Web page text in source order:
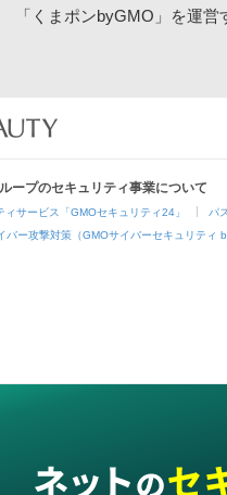
「くまポンbyGMO」を運
ープのセキュリティ事業について
サービス「GMOセキュリティ24」 パ
バー攻撃対策（GMOサイバーセキュリティ